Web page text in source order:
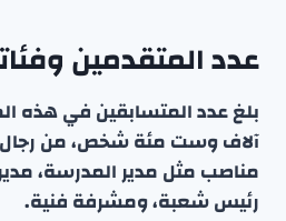
عدد المتقدمين
بلغ عدد المتسابقين في هذه
آلاف وست مئة شخص، من
مناصب مثل مدير المدرسة،
رئيس شعبة، ومشرفة فنية.